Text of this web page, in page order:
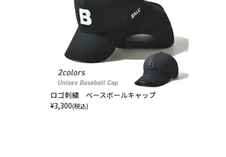
ロゴ刺繍 ベースボールキャップ
¥3,300(税込)